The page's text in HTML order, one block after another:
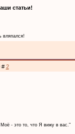
статьи!
вляпался!
# 2
- это то, что Я вижу в вас."